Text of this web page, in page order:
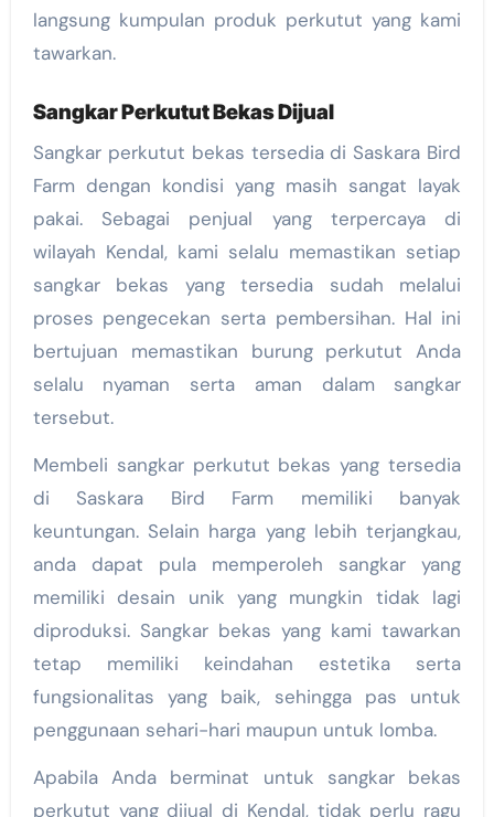
langsung kumpulan produk perkutut yang kami
tawarkan.
Sangkar Perkutut Bekas Dijual
Sangkar perkutut bekas tersedia di Saskara Bird
Farm dengan kondisi yang masih sangat layak
pakai. Sebagai penjual yang terpercaya di
wilayah Kendal, kami selalu memastikan setiap
sangkar bekas yang tersedia sudah melalui
proses pengecekan serta pembersihan. Hal ini
bertujuan memastikan burung perkutut Anda
selalu nyaman serta aman dalam sangkar
tersebut.
Membeli sangkar perkutut bekas yang tersedia
di Saskara Bird Farm memiliki banyak
keuntungan. Selain harga yang lebih terjangkau,
anda dapat pula memperoleh sangkar yang
memiliki desain unik yang mungkin tidak lagi
diproduksi. Sangkar bekas yang kami tawarkan
tetap memiliki keindahan estetika serta
fungsionalitas yang baik, sehingga pas untuk
penggunaan sehari-hari maupun untuk lomba.
Apabila Anda berminat untuk sangkar bekas
perkutut yang dijual di Kendal, tidak perlu ragu